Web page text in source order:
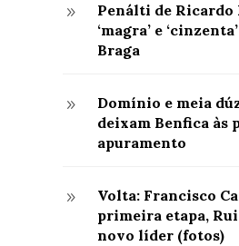
9
Penálti de
‘magra’ e
Braga
9
Domínio e meia
deixam Benfica às
apuramento
9
Volta: Francisco
primeira etapa,
novo líder (fotos)